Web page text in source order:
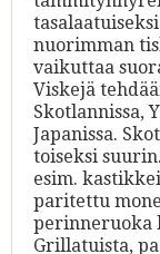
nuorimman
vaikuttaa
Viskejä
Skotlannissa,
Japanissa.
toiseksi
esim.
paritettu
perinneruoka
Grillatuista,